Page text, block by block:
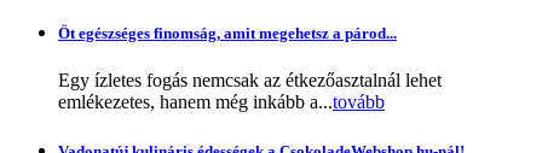
Öt egészséges finomság, amit megehetsz a párod...
Egy ízletes fogás nemcsak az étkezőasztalnál lehet
emlékezetes, hanem még inkább a...tovább